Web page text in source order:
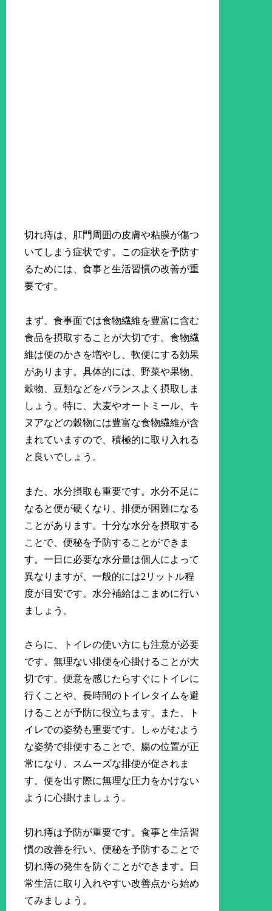
切れ痔は、肛門周囲の皮膚や粘膜が傷つ
いてしまう症状です。この症状を予防す
るためには、食事と生活習慣の改善が重
要です。
まず、食事面では食物繊維を豊富に含む
食品を摂取することが大切です。食物繊
維は便のかさを増やし、軟便にする効果
があります。具体的には、野菜や果物、
穀物、豆類などをバランスよく摂取しま
しょう。特に、大麦やオートミール、キ
ヌアなどの穀物には豊富な食物繊維が含
まれていますので、積極的に取り入れる
と良いでしょう。
また、水分摂取も重要です。水分不足に
なると便が硬くなり、排便が困難になる
ことがあります。十分な水分を摂取する
ことで、便秘を予防することができま
す。一日に必要な水分量は個人によって
異なりますが、一般的には2リットル程
度が目安です。水分補給はこまめに行い
ましょう。
さらに、トイレの使い方にも注意が必要
です。無理ない排便を心掛けることが大
切です。便意を感じたらすぐにトイレに
行くことや、長時間のトイレタイムを避
けることが予防に役立ちます。また、ト
イレでの姿勢も重要です。しゃがむよう
な姿勢で排便することで、腸の位置が正
常になり、スムーズな排便が促されま
す。便を出す際に無理な圧力をかけない
ように心掛けましょう。
切れ痔は予防が重要です。食事と生活習
慣の改善を行い、便秘を予防することで
切れ痔の発生を防ぐことができます。日
常生活に取り入れやすい改善点から始め
てみましょう。